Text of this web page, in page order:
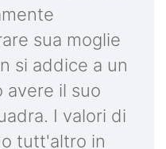
sua moglie
si addice a un
avere il suo
I valori di
tutt'altro in